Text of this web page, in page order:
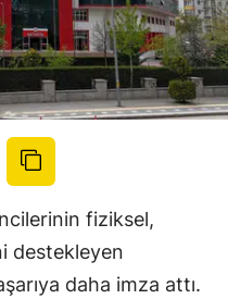
fiziksel,
destekleyen
daha imza attı.